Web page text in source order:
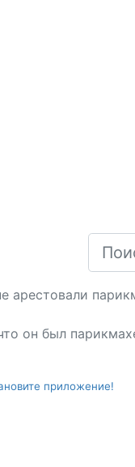
арестовали
он был
приложение!